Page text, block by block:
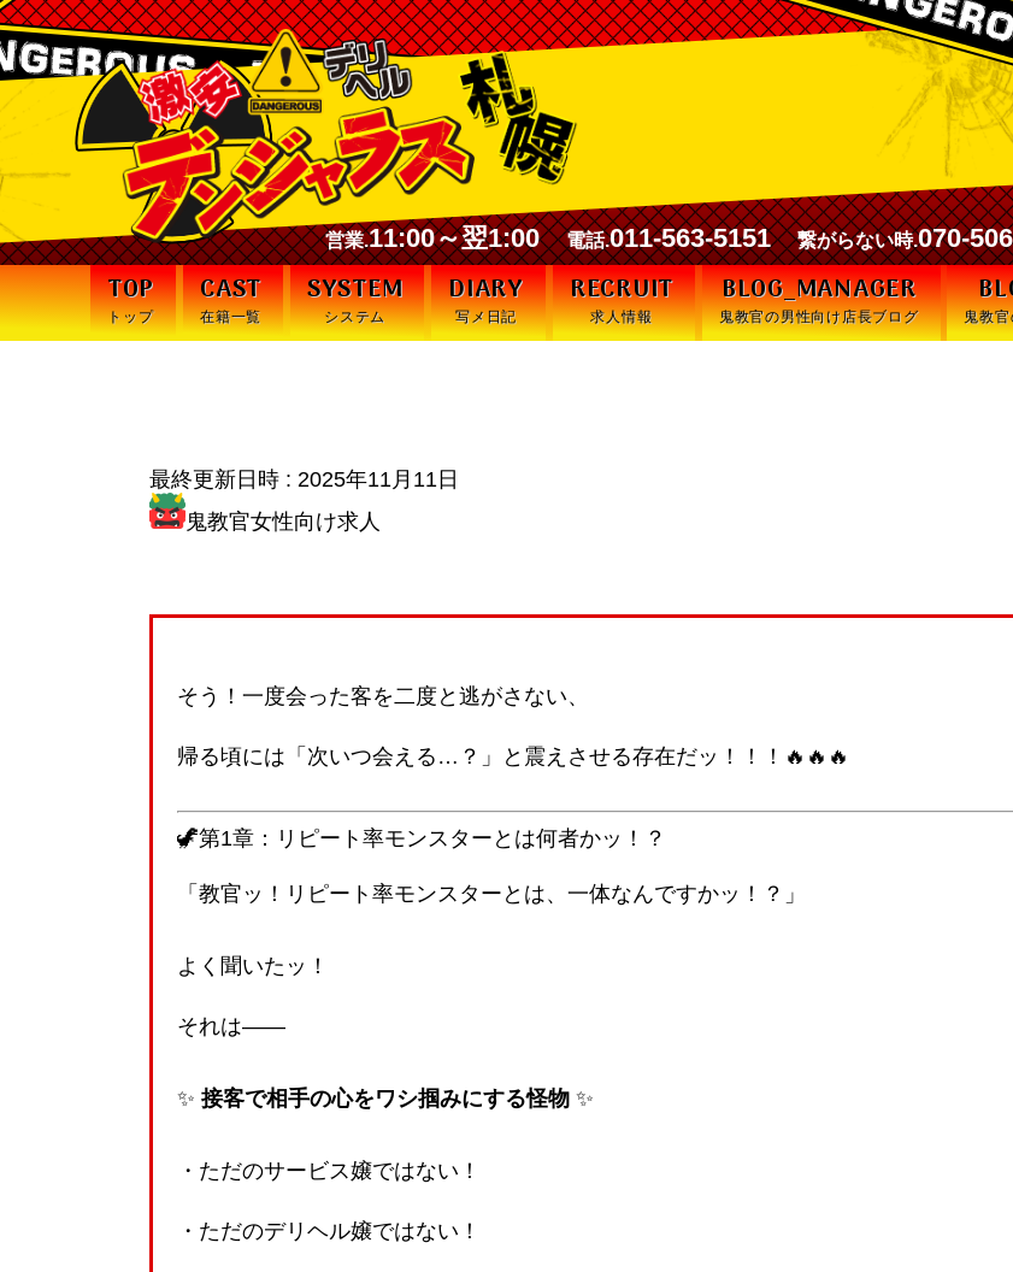
営業.11:00～翌1:00電話.011-563-5151繋がらない時.070-
TOP
トップ
CAST
在籍一覧
SYSTEM
システム
DIARY
写メ日記
RECRUIT
求人情報
BLOG_MANAGER
鬼教官の男性向け店長ブログ 鬼教
最終更新日時 : 2025年11月11日
鬼教官女性向け求人
そう！一度会った客を二度と逃がさない、
帰る頃には「次いつ会える…？」と震えさせる存在だッ！！！🔥🔥🔥
🦖第1章：リピート率モンスターとは何者かッ！？
「教官ッ！リピート率モンスターとは、一体なんですかッ！？」
よく聞いたッ！
それは――
✨ 接客で相手の心をワシ掴みにする怪物 ✨
・ただのサービス嬢ではない！
・ただのデリヘル嬢ではない！